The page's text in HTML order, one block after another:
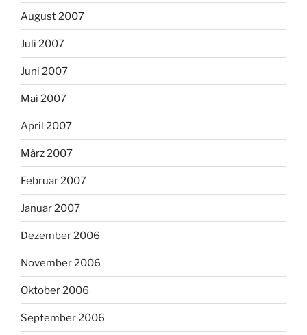
August 2007
Juli 2007
Juni 2007
Mai 2007
April 2007
März 2007
Februar 2007
Januar 2007
Dezember 2006
November 2006
Oktober 2006
September 2006